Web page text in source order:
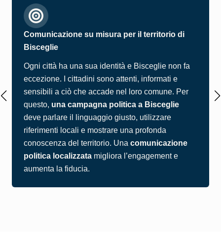
Comunicazione su misura per il territorio di
Bisceglie
Ogni città ha una sua identità e Bisceglie non fa
eccezione. I cittadini sono attenti, informati e
sensibili a ciò che accade nel loro comune. Per
questo, una campagna politica a Bisceglie
deve parlare il linguaggio giusto, utilizzare
riferimenti locali e mostrare una profonda
conoscenza del territorio. Una comunicazione
politica localizzata migliora l’engagement e
aumenta la fiducia.